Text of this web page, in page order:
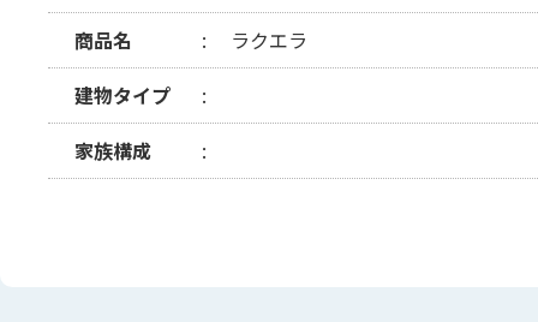
商品名
ラクエラ
建物タイプ
家族構成